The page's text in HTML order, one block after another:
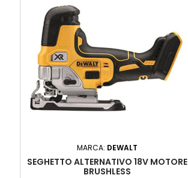
MARCA: DEWALT
SEGHETTO ALTERNATIVO 18V MOTORE
BRUSHLESS